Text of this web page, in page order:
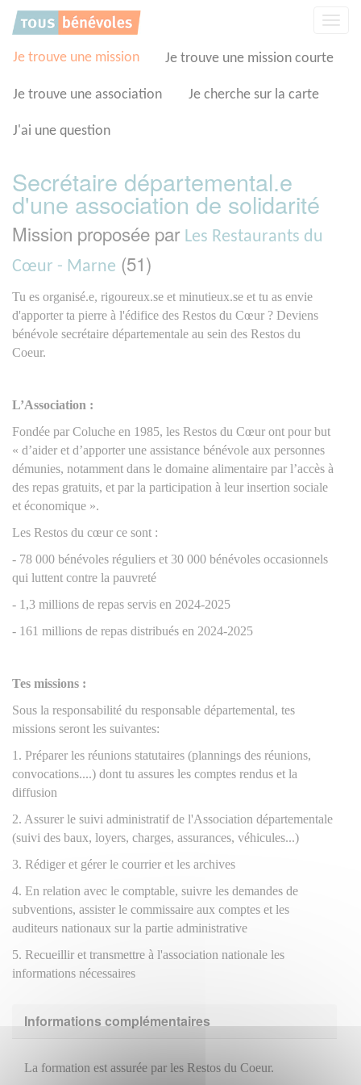
Je trouve une mission Je trouve une mission courte
Je trouve une association Je cherche sur la carte
J'ai une question
Secrétaire départemental.e
d'une association de solidarité
Mission proposée par Les Restaurants du
Cœur - Marne (51)
Tu es organisé.e, rigoureux.se et minutieux.se et tu as envie
d'apporter ta pierre à l'édifice des Restos du Cœur ? Deviens
bénévole secrétaire départementale au sein des Restos du
Coeur.
L’Association :
Fondée par Coluche en 1985, les Restos du Cœur ont pour but
« d’aider et d’apporter une assistance bénévole aux personnes
démunies, notamment dans le domaine alimentaire par l’accès à
des repas gratuits, et par la participation à leur insertion sociale
et économique ».
Les Restos du cœur ce sont :
- 78 000 bénévoles réguliers et 30 000 bénévoles occasionnels
qui luttent contre la pauvreté
- 1,3 millions de repas servis en 2024-2025
- 161 millions de repas distribués en 2024-2025
Tes missions :
Sous la responsabilité du responsable départemental, tes
missions seront les suivantes:
1. Préparer les réunions statutaires (plannings des réunions,
convocations....) dont tu assures les comptes rendus et la
diffusion
2. Assurer le suivi administratif de l'Association départementale
(suivi des baux, loyers, charges, assurances, véhicules...)
3. Rédiger et gérer le courrier et les archives
4. En relation avec le comptable, suivre les demandes de
subventions, assister le commissaire aux comptes et les
auditeurs nationaux sur la partie administrative
5. Recueillir et transmettre à l'association nationale les
informations nécessaires
Informations complémentaires
La formation est assurée par les Restos du Coeur.
Panneau de gestion des cookies